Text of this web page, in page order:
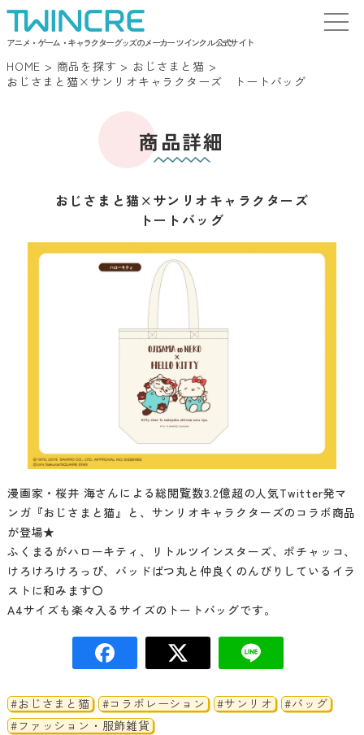
アニメ・ゲーム・キャラクターグッズのメーカー ツインクル 公式サイト
HOME > 商品を探す > おじさまと猫 >
おじさまと猫×サンリオキャラクターズ トートバッグ
商品詳細
おじさまと猫×サンリオキャラクターズ
トートバッグ
漫画家・桜井 海さんによる総閲覧数3.2億超の人気Twitter発マ
ンガ『おじさまと猫』と、サンリオキャラクターズのコラボ商品
が登場★
ふくまるがハローキティ、リトルツインスターズ、ポチャッコ、
けろけろけろっぴ、バッドばつ丸と仲良くのんびりしているイラ
ストに和みます〇
A4サイズも楽々入るサイズのトートバッグです。
#おじさまと猫 #コラボレーション #サンリオ
#バッグ
#ファッション・服飾雑貨